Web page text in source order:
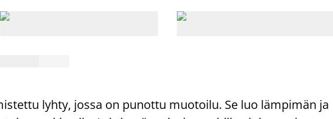
lyhty, jossa on punottu muotoilu. Se luo lämpimän ja